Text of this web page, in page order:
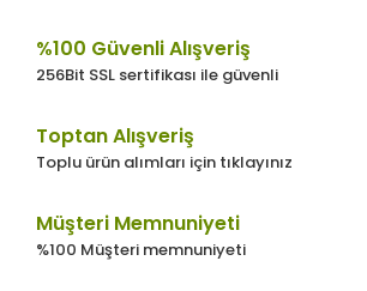
%100 Güvenli Alışveriş
256Bit SSL sertifikası ile güvenli
Toptan Alışveriş
Toplu ürün alımları için tıklayınız
Müşteri Memnuniyeti
%100 Müşteri memnuniyeti